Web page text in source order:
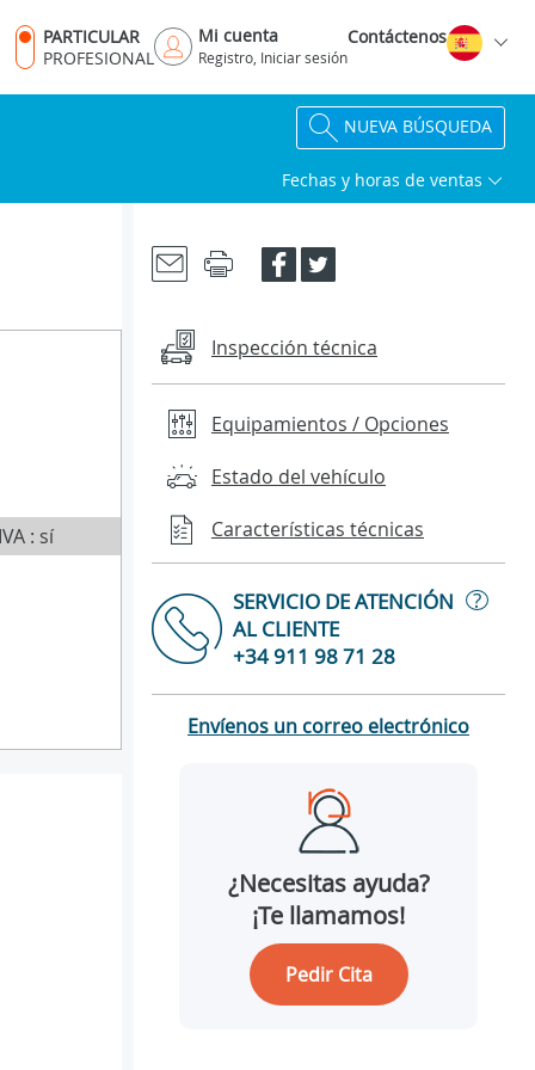
PARTICULAR
PROFESIONAL
Mi cuenta
Registro, Iniciar sesión
Contáctenos
NUEVA BÚSQUEDA
Fechas y horas de ventas
IVA : sí
Inspección técnica
Equipamientos / Opciones
Estado del vehículo
Características técnicas
SERVICIO DE ATENCIÓN
AL CLIENTE
?
+34 911 98 71 28
Envíenos un correo electrónico
¿Necesitas ayuda?
¡Te llamamos!
Pedir Cita